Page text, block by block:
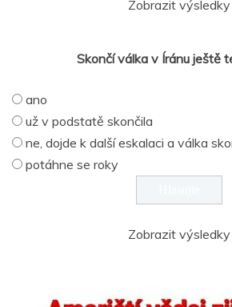
Zobrazit výsledky
Skončí válka v Íránu ještě
ano
už v podstatě skončila
ne, dojde k další eskalaci a válka
potáhne se roky
Zobrazit výsledky